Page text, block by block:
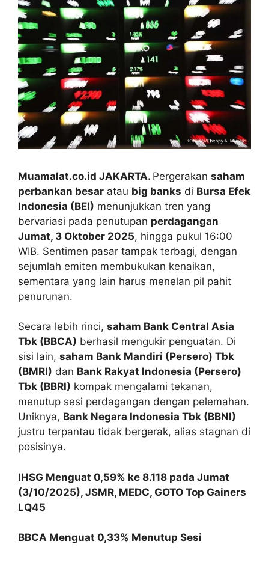
Muamalat.co.id JAKARTA. Pergerakan saham
perbankan besar atau big banks di Bursa Efek
Indonesia (BEI) menunjukkan tren yang
bervariasi pada penutupan perdagangan
Jumat, 3 Oktober 2025, hingga pukul 16:00
WIB. Sentimen pasar tampak terbagi, dengan
sejumlah emiten membukukan kenaikan,
sementara yang lain harus menelan pil pahit
penurunan.
Secara lebih rinci, saham Bank Central Asia
Tbk (BBCA) berhasil mengukir penguatan. Di
sisi lain, saham Bank Mandiri (Persero) Tbk
(BMRI) dan Bank Rakyat Indonesia (Persero)
Tbk (BBRI) kompak mengalami tekanan,
menutup sesi perdagangan dengan pelemahan.
Uniknya, Bank Negara Indonesia Tbk (BBNI)
justru terpantau tidak bergerak, alias stagnan di
posisinya.
IHSG Menguat 0,59% ke 8.118 pada Jumat
(3/10/2025), JSMR, MEDC, GOTO Top Gainers
LQ45
BBCA Menguat 0,33% Menutup Sesi